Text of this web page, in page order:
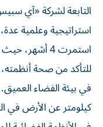
التابعة لشركة «آي
استراتيجية وعلمية
استمرت 4
للتأكد من صحة
كيلومتر عن الأرض في